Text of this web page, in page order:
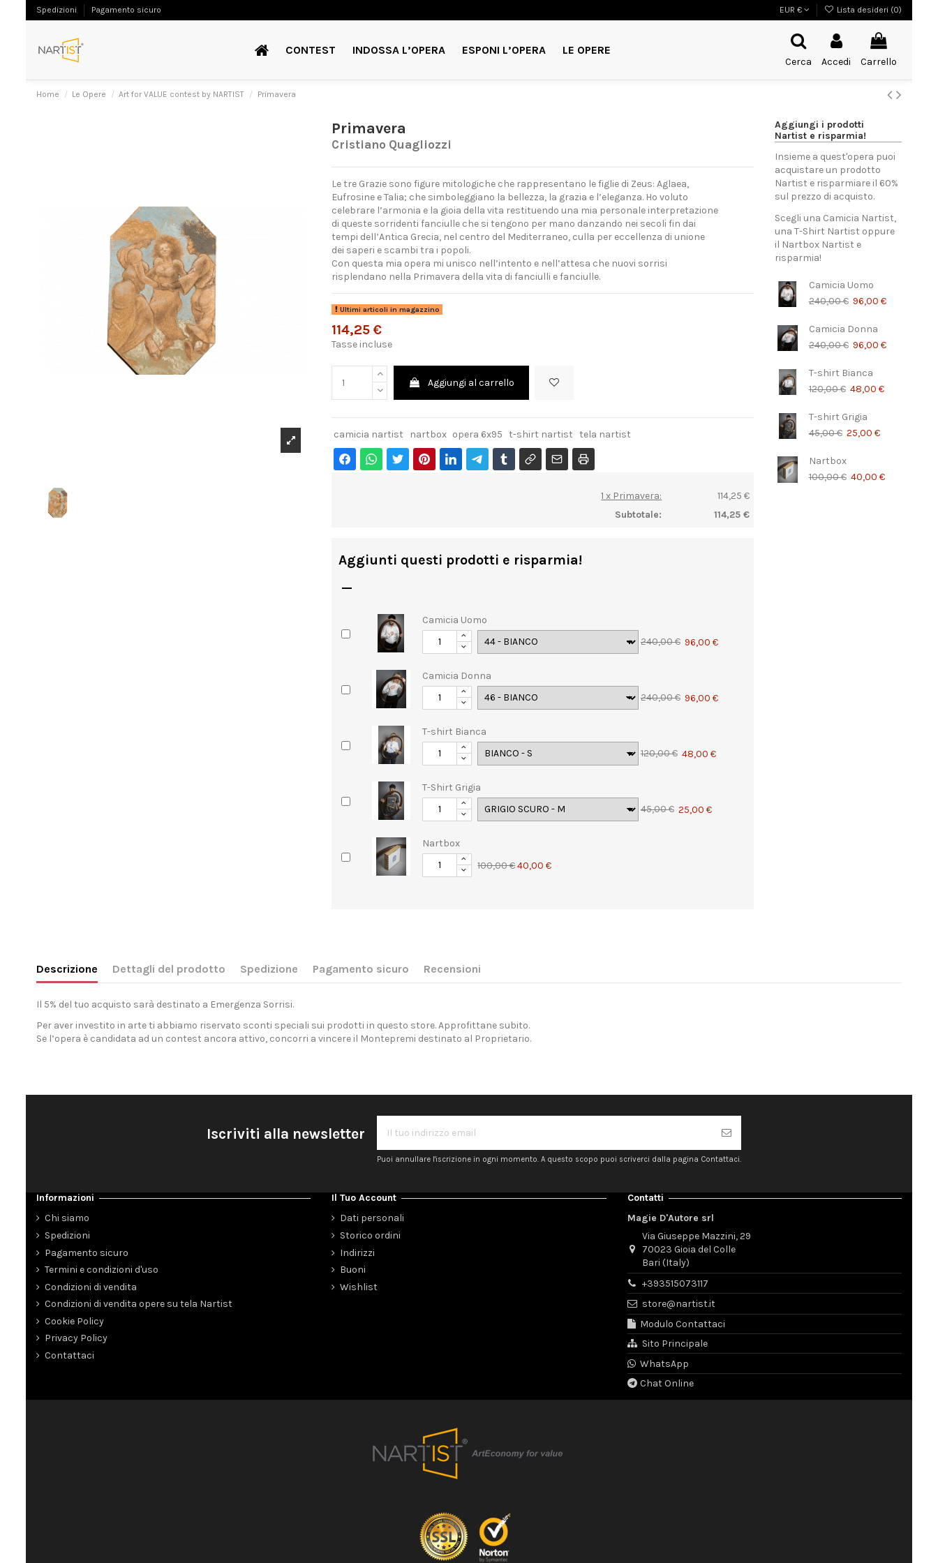
Spedizioni Pagamento sicuro EUR € Lista desideri (0)
CONTEST INDOSSA L’OPERA ESPONI L’OPERA LE OPERE
Cerca Accedi Carrello
Home Le Opere Art for VALUE contest by NARTIST Primavera
Primavera
Cristiano Quagliozzi
Le tre Grazie sono figure mitologiche che rappresentano le figlie di Zeus: Aglaea,
Eufrosine e Talia; che simboleggiano la bellezza, la grazia e l’eleganza. Ho voluto
celebrare l’armonia e la gioia della vita restituendo una mia personale interpretazione
di queste sorridenti fanciulle che si tengono per mano danzando nei secoli fin dai
tempi dell’Antica Grecia, nel centro del Mediterraneo, culla per eccellenza di unione
dei saperi e scambi tra i popoli.
Con questa mia opera mi unisco nell’intento e nell’attesa che nuovi sorrisi
risplendano nella Primavera della vita di fanciulli e fanciulle.
Ultimi articoli in magazzino
114,25 €
Tasse incluse
Aggiungi al carrello
camicia nartist nartbox opera 6x95 t-shirt nartist tela nartist
1 x Primavera:
114,25 €
Subtotale:
114,25 €
Aggiunti questi prodotti e risparmia!

Camicia Uomo
240,00 € 96,00 €
Camicia Donna
240,00 € 96,00 €
T-shirt Bianca
120,00 € 48,00 €
T-Shirt Grigia
45,00 € 25,00 €
Nartbox
100,00 €40,00 €
Aggiungi i prodotti
Nartist e risparmia!
Insieme a quest'opera puoi
acquistare un prodotto
Nartist e risparmiare il 60%
sul prezzo di acquisto.
Scegli una Camicia Nartist,
una T-Shirt Nartist oppure
il Nartbox Nartist e
risparmia!
Camicia Uomo
240,00 € 96,00 €
Camicia Donna
240,00 € 96,00 €
T-shirt Bianca
120,00 € 48,00 €
T-shirt Grigia
45,00 € 25,00 €
Nartbox
100,00 € 40,00 €
Descrizione Dettagli del prodotto Spedizione Pagamento sicuro Recensioni
Il 5% del tuo acquisto sarà destinato a Emergenza Sorrisi.
Per aver investito in arte ti abbiamo riservato sconti speciali sui prodotti in questo store. Approfittane subito.
Se l’opera è candidata ad un contest ancora attivo, concorri a vincere il Montepremi destinato al Proprietario.
Iscriviti alla newsletter
Puoi annullare l'iscrizione in ogni momento. A questo scopo puoi scriverci dalla pagina Contattaci.
Informazioni
Chi siamo
Spedizioni
Pagamento sicuro
Termini e condizioni d'uso
Condizioni di vendita
Condizioni di vendita opere su tela Nartist
Cookie Policy
Privacy Policy
Contattaci
Il Tuo Account
Dati personali
Storico ordini
Indirizzi
Buoni
Wishlist
Contatti
Magie D'Autore srl
Via Giuseppe Mazzini, 29
70023 Gioia del Colle
Bari (Italy)
+393515073117
store@nartist.it
Modulo Contattaci
Sito Principale
WhatsApp
Chat Online